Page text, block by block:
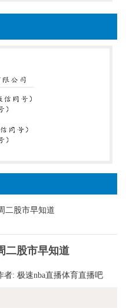
二股市早知道
者: 极速nba直播体育直播吧